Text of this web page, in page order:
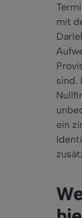
mit
sind.
ein